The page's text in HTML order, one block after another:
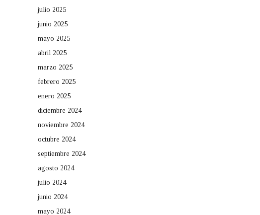
julio 2025
junio 2025
mayo 2025
abril 2025
marzo 2025
febrero 2025
enero 2025
diciembre 2024
noviembre 2024
octubre 2024
septiembre 2024
agosto 2024
julio 2024
junio 2024
mayo 2024